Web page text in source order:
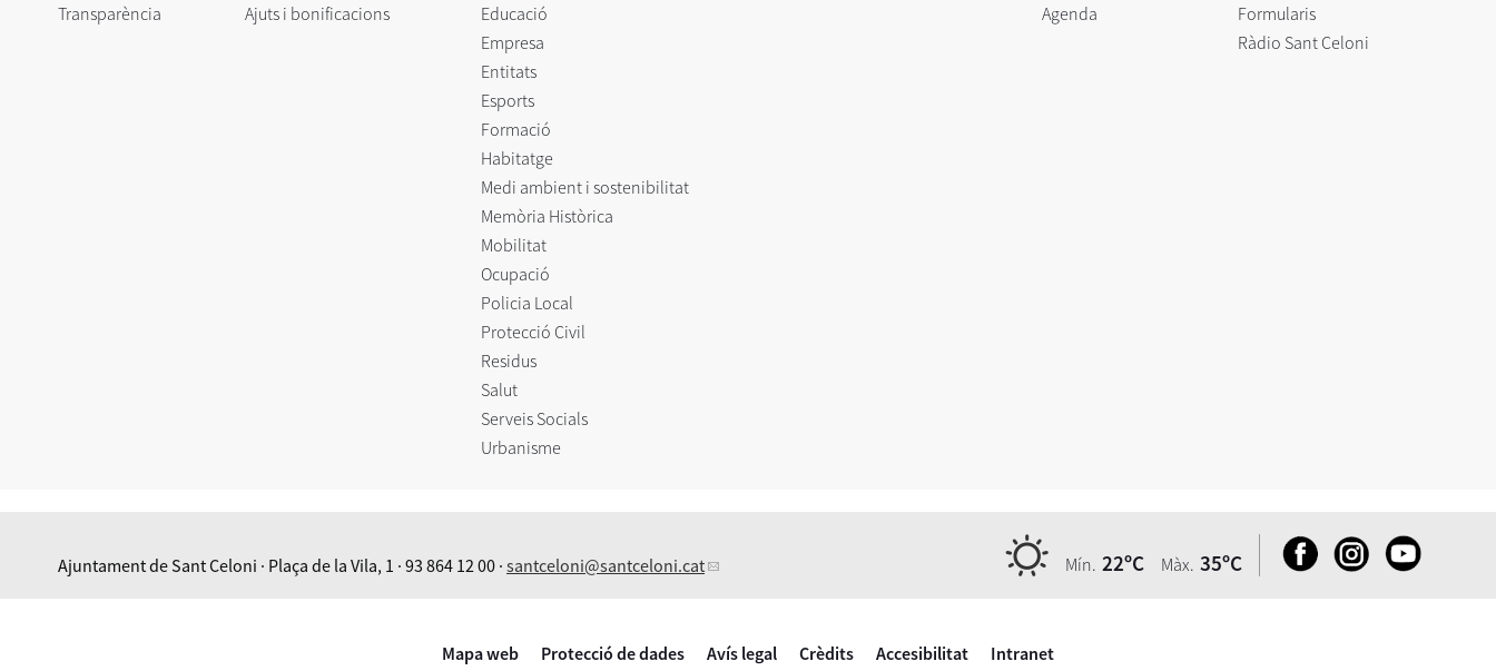
Transparència
Ajuts i bonificacions
Educació
Empresa
Entitats
Esports
Formació
Habitatge
Medi ambient i sostenibilitat
Memòria Històrica
Mobilitat
Ocupació
Policia Local
Protecció Civil
Residus
Salut
Serveis Socials
Urbanisme
Agenda
Formularis
Ràdio Sant Celoni
Ajuntament de Sant Celoni · Plaça de la Vila, 1 · 93 864 12 00 · santceloni@santceloni.cat Mín. 22ºC Màx. 35ºC
Mapa web Protecció de dades Avís legal Crèdits Accesibilitat Intranet